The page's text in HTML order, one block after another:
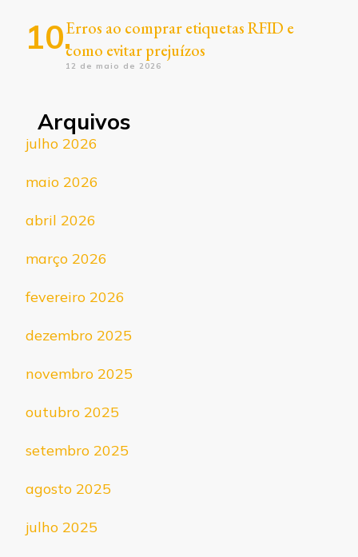
Erros ao comprar etiquetas RFID e
como evitar prejuízos
12 de maio de 2026
Arquivos
julho 2026
maio 2026
abril 2026
março 2026
fevereiro 2026
dezembro 2025
novembro 2025
outubro 2025
setembro 2025
agosto 2025
julho 2025